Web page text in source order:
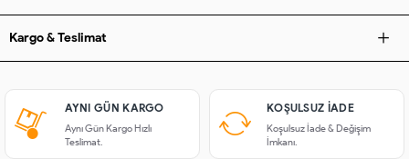
Kargo & Teslimat
AYNI GÜN KARGO
Aynı Gün Kargo Hızlı
Teslimat.
KOŞULSUZ IADE
Koşulsuz İade & Değişim
İmkanı.